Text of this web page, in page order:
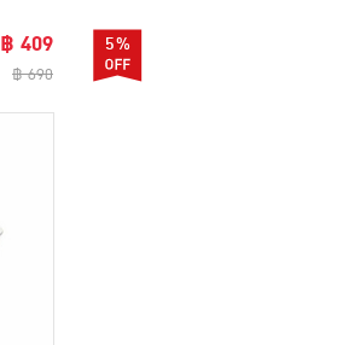
฿ 409
฿ 690
5%